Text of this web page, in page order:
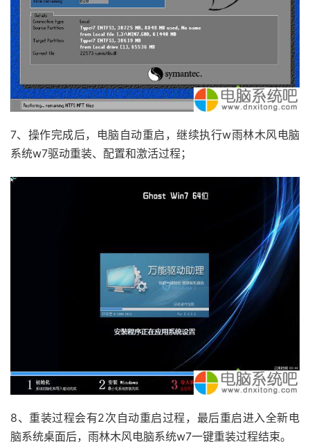
7、操作完成后，电脑自动重启，继续执行w雨林木风电脑
系统w7驱动重装、配置和激活过程；
8、重装过程会有2次自动重启过程，最后重启进入全新电
脑系统桌面后，雨林木风电脑系统w7一键重装过程结束。